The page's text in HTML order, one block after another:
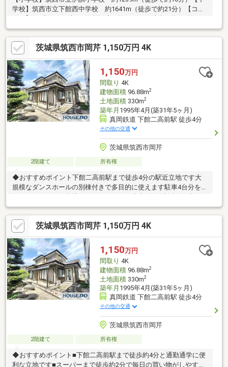
学校】筑西市立下館西中学校 約1641m（徒歩で約21分）【コン
【郵便局】下館玉戸郵便局 約2382m（徒歩で約30分）物件周辺
のハザードマップを提供しています。お気軽にお問い合わせくだ
さい。
茨城県筑西市岡芹 1,150万円 4K
1,150万円
間取り 4K
建物面積96.88m2
土地面積330m2
築年月 1995年4月(築31年5ヶ月)
真岡鉄道 下館二高前駅 徒歩4分
その他の交通
茨城県筑西市岡芹
2階建て 所有権
◆おすすめポイント下館二高前駅まで徒歩4分の駅近立地です大
規模なダンスホールの別棟付きで多目的に使えます駐車4台分を確
保できるゆとりの敷地ですスーパーまで徒歩2分と生活に便利です
◆周辺環境下館二高前駅まで徒歩4分下館小学校まで徒歩12分下
館中学校まで徒歩12分TAIRAYA岡芹店まで徒歩2分
茨城県筑西市岡芹 1,150万円 4K
1,150万円
間取り 4K
建物面積96.88m2
土地面積330m2
築年月 1995年4月(築31年5ヶ月)
真岡鉄道 下館二高前駅 徒歩4分
その他の交通
茨城県筑西市岡芹
2階建て 所有権
◆おすすめポイント■下館二高前駅まで徒歩約4分と通勤通学に便
利な立地です■スーパーまで徒歩約2分で毎日の買い物がしやすい